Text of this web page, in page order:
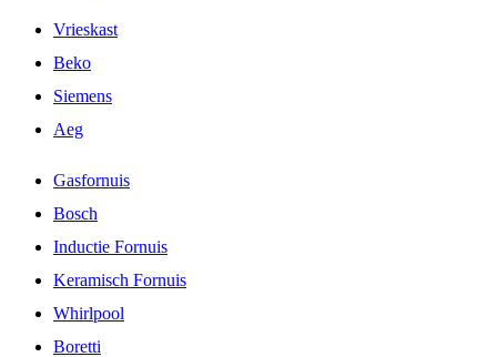
Vrieskast
Beko
Siemens
Aeg
Gasfornuis
Bosch
Inductie Fornuis
Keramisch Fornuis
Whirlpool
Boretti